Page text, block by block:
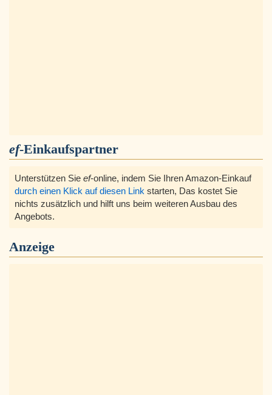
ef-Einkaufspartner
Unterstützen Sie ef-online, indem Sie Ihren Amazon-Einkauf
durch einen Klick auf diesen Link starten, Das kostet Sie
nichts zusätzlich und hilft uns beim weiteren Ausbau des
Angebots.
Anzeige